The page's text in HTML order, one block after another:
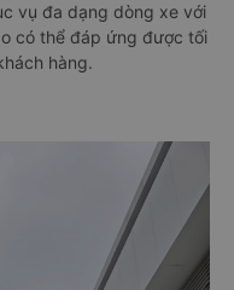
vụ đa dạng dòng xe với
có thể đáp ứng được tối
hàng.